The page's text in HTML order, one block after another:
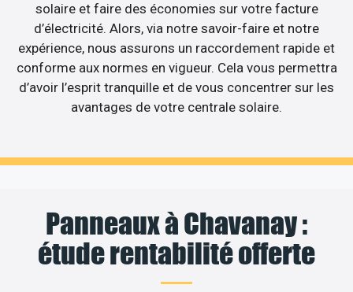
solaire et faire des économies sur votre facture
d’électricité. Alors, via notre savoir-faire et notre
expérience, nous assurons un raccordement rapide et
conforme aux normes en vigueur. Cela vous permettra
d’avoir l’esprit tranquille et de vous concentrer sur les
avantages de votre centrale solaire.
Panneaux à Chavanay :
étude rentabilité offerte